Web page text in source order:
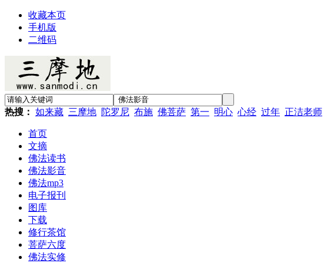
收藏本页
手机版
二维码
热搜： 如来藏 三摩地 陀罗尼 布施 佛菩萨 第一 明心 心经 过年 正洁老师
首页
文摘
佛法读书
佛法影音
佛法mp3
电子报刊
图库
下载
修行茶馆
菩萨六度
佛法实修